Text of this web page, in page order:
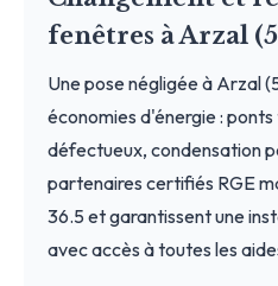
fenêtres à Arzal
Une pose négligée à Arzal
économies d'énergie :
défectueux, condensation
partenaires certifiés RGE
36.5 et garantissent une
avec accès à toutes les